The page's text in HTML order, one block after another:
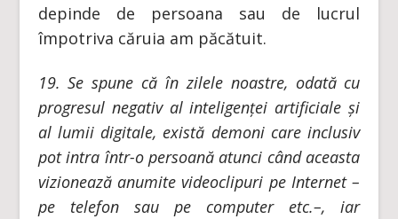
depinde de persoana sau de lucrul
împotriva căruia am păcătuit.
19. Se spune că în zilele noastre, odată cu
progresul negativ al inteligenței artificiale și
al lumii digitale, există demoni care inclusiv
pot intra într-o persoană atunci când aceasta
vizionează anumite videoclipuri pe Internet –
pe telefon sau pe computer etc.–, iar